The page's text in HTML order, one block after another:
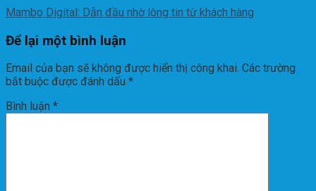
Mambo Digital: Dẫn đầu nhờ lòng tin từ khách hàng
Để lại một bình luận
Email của bạn sẽ không được hiển thị công khai. Các trường
bắt buộc được đánh dấu *
Bình luận *